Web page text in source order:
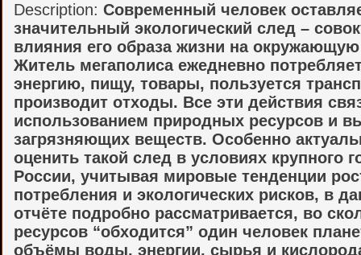
Description:Современный человек
значительный экологический след –
влияния его образа жизни на окружающую
Житель мегаполиса ежедневно
энергию, пищу, товары, пользуется
производит отходы. Все эти действия
использованием природных ресурсов и
загрязняющих веществ. Особенно
оценить такой след в условиях крупного
России, учитывая мировые тенденции
потребления и экологических рисков, в
отчёте подробно рассматривается, во
ресурсов “обходится” один человек
объёмы воды, энергии, сырья и